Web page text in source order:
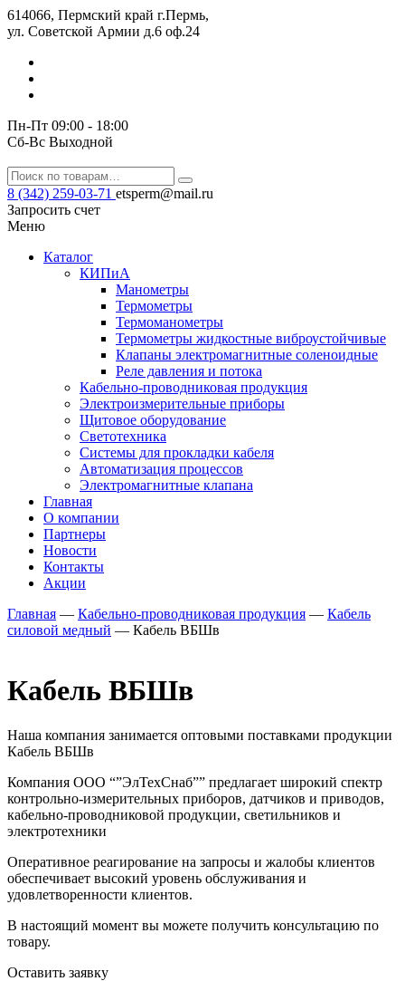
614066, Пермский край г.Пермь,
ул. Советской Армии д.6 оф.24
Пн-Пт 09:00 - 18:00
Сб-Вс Выходной
8 (342) 259-03-71 etsperm@mail.ru
Запросить счет
Меню
Каталог
КИПиА
Манометры
Термометры
Термомано­мет­ры
Термометры жидкостные виброустойчивые
Клапаны электро­маг­нит­ные соле­но­ид­ные
Реле давления и потока
Кабельно-проводниковая продукция
Электроизмерительные приборы
Щитовое оборудование
Светотехника
Системы для прокладки кабеля
Автоматизация процессов
Электромагнитные клапана
Главная
О компании
Партнеры
Новости
Контакты
Акции
Главная — Кабельно-проводниковая продукция — Кабель
силовой медный — Кабель ВБШв
Кабель ВБШв
Наша компания занимается оптовыми поставками продукции
Кабель ВБШв
Компания ООО “”ЭлТехСнаб”” предлагает широкий спектр
контрольно-измерительных приборов, датчиков и приводов,
кабельно-проводниковой продукции, светильников и
электротехники
Оперативное реагирование на запросы и жалобы клиентов
обеспечивает высокий уровень обслуживания и
удовлетворенности клиентов.
В настоящий момент вы можете получить консультацию по
товару.
Оставить заявку